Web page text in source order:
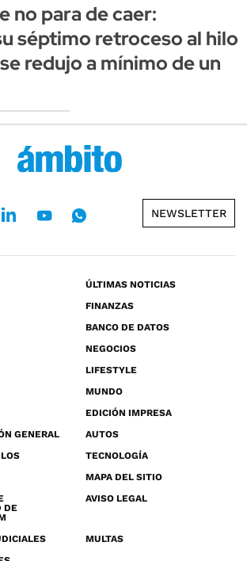
no para de caer:
séptimo retroceso al hilo
redujo a mínimo de un
NEWSLETTER
ÚLTIMAS NOTICIAS
FINANZAS
BANCO DE DATOS
NEGOCIOS
LIFESTYLE
MUNDO
EDICIÓN IMPRESA
GENERAL
AUTOS
TECNOLOGÍA
MAPA DEL SITIO
DE
AVISO LEGAL
MULTAS